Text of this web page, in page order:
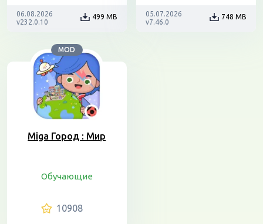
06.08.2026
v232.0.10
499 MB
05.07.2026
v7.46.0
748 MB
MOD
Miga Город : Мир
Обучающие
10908